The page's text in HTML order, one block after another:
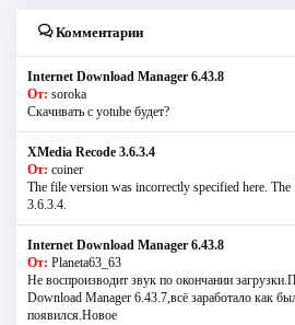
Комментарии
Internet Download Manager 6.43.8
От: soroka
Скачивать с yotube будет?
XMedia Recode 3.6.3.4
От: coiner
The file version was incorrectly specified here.
3.6.3.4.
Internet Download Manager 6.43.8
От: Planeta63_63
Не воспроизводит звук по окончании
Download Manager 6.43.7,всё заработало как
появился.Новое